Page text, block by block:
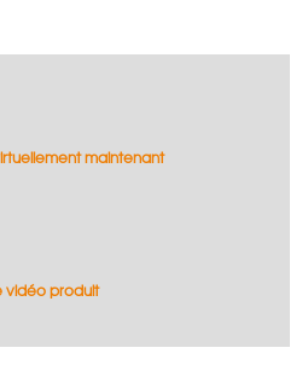
maintenant
vidéo produit